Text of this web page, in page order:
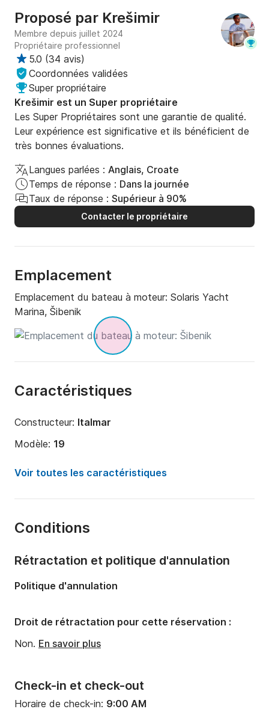
Proposé par Krešimir
Membre depuis juillet 2024
Propriétaire professionnel
5.0 (34 avis)
Coordonnées validées
Super propriétaire
Krešimir est un Super propriétaire
Les Super Propriétaires sont une garantie de qualité.
Leur expérience est significative et ils bénéficient de
très bonnes évaluations.
Langues parlées : Anglais, Croate
Temps de réponse : Dans la journée
Taux de réponse : Supérieur à 90%
Contacter le propriétaire
Emplacement
Emplacement du bateau à moteur: Solaris Yacht
Marina, Šibenik
Caractéristiques
Constructeur: Italmar
Modèle: 19
Puissance moteur:
100cv
Capacité à bord:
Nombre de couchages:
Voir toutes les caractéristiques
Conditions
Check-in et check-out
Horaire de check-in: 9:00 AM
Rétractation et politique d'annulation
Politique d'annulation
Droit de rétractation pour cette réservation :
Non. En savoir plus